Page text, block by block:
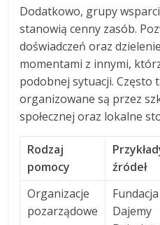
Dodatkowo, grupy
stanowią cenny zasób.
doświadczeń oraz
momentami z innymi,
podobnej sytuacji. Często
organizowane są przez
społecznej oraz lokalne
Rodzaj
pomocy
źródeł
Organizacje
pozarządowe
Fundacja
Dajemy